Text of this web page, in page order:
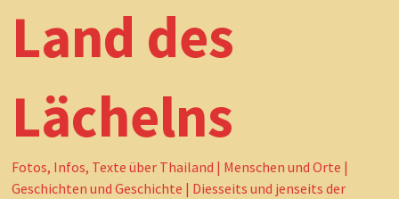
Land des
Lächelns
Fotos, Infos, Texte über Thailand | Menschen und Orte |
Geschichten und Geschichte | Diesseits und jenseits der